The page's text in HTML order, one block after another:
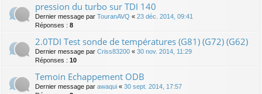
pression du turbo sur TDI 140
Dernier message par TouranAVQ « 23 déc. 2014, 09:41
Réponses : 8
2.0TDI Test sonde de températures (G81) (G72) (G62)
Dernier message par Criss83200 « 30 nov. 2014, 11:29
Réponses : 10
Temoin Echappement ODB
Dernier message par awaqui « 30 sept. 2014, 17:57